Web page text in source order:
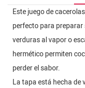
Este juego de
perfecto para
verduras al vapor o
hermético permiten
perder el sabor.
La tapa está hecha de